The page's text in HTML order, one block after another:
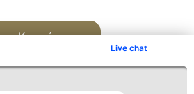
Live chat
Keresés